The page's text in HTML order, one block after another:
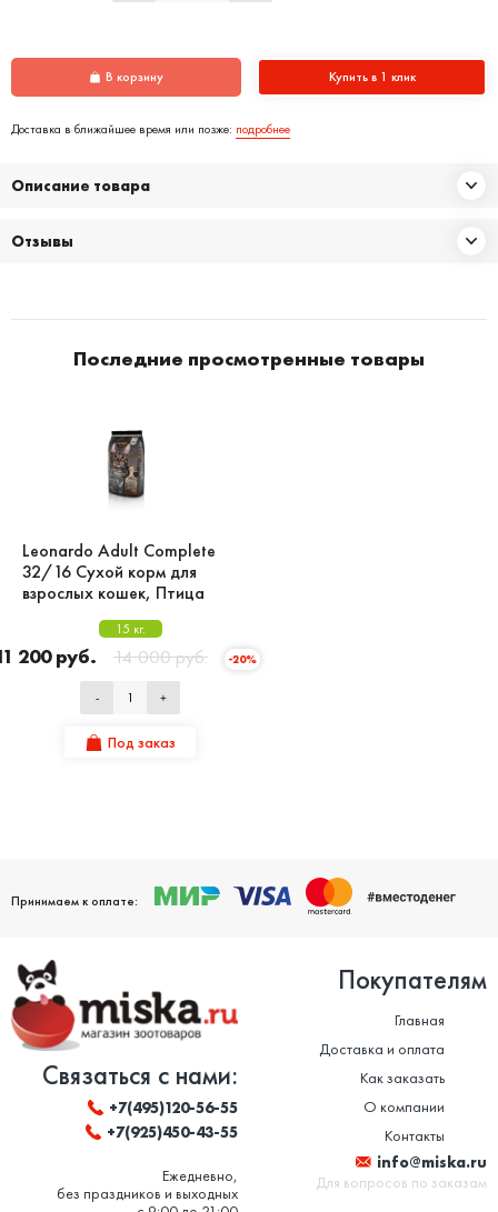
В корзину Купить в 1 клик
Доставка в ближайшее время или позже: подробнее
Описание товара
Отзывы
Последние просмотренные товары
Leonardo Adult Сomplete
32/16 Сухой корм для
взрослых кошек, Птица
15 кг.
200 руб. 14 000 руб. -20%
- +
Под заказ
Принимаем к оплате:
Связаться с нами:
+7(495)120-56-55
+7(925)450-43-55
Ежедневно,
без праздников и выходных
Покупателям
Главная
Доставка и оплата
Как заказать
О компании
Контакты
info@miska.ru
Для вопросов по заказам